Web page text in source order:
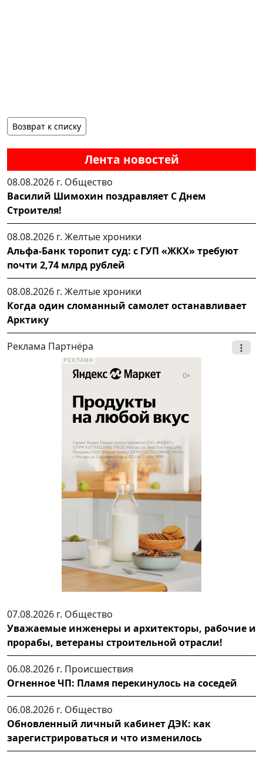
Лента новостей
08.08.2026 г. Общество
Василий Шимохин поздравляет С Днем
Строителя!
08.08.2026 г. Желтые хроники
Альфа-Банк торопит суд: с ГУП «ЖКХ» требуют
почти 2,74 млрд рублей
08.08.2026 г. Желтые хроники
Когда один сломанный самолет останавливает
Арктику
Реклама Партнёра
07.08.2026 г. Общество
Уважаемые инженеры и архитекторы, рабочие и
прорабы, ветераны строительной отрасли!
06.08.2026 г. Происшествия
Огненное ЧП: Пламя перекинулось на соседей
06.08.2026 г. Общество
Обновленный личный кабинет ДЭК: как
зарегистрироваться и что изменилось
Возврат к списку